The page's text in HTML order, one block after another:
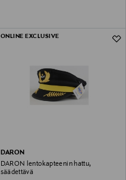
ONLINE EXCLUSIVE
DARON
DARON lentokapteenin hattu,
säädettävä